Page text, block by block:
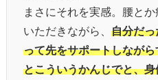
まさにそれを実感。腰と
いただきながら、 自分だっ
って先をサポートしなが
とこういうかんじでと、